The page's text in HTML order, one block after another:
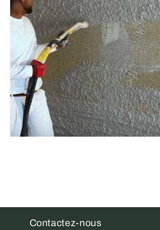
Contactez-nous